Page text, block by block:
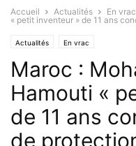
Accueil Actualités En vrac
« petit inventeur » de 11 ans
Actualités En vrac
Maroc :
Hamouti «
de 11 ans
de